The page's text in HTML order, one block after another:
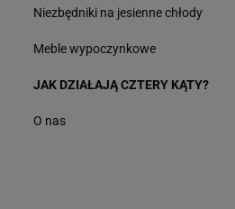
Niezbędniki na jesienne chłody
Meble wypoczynkowe
JAK DZIAŁAJĄ CZTERY KĄTY?
O nas